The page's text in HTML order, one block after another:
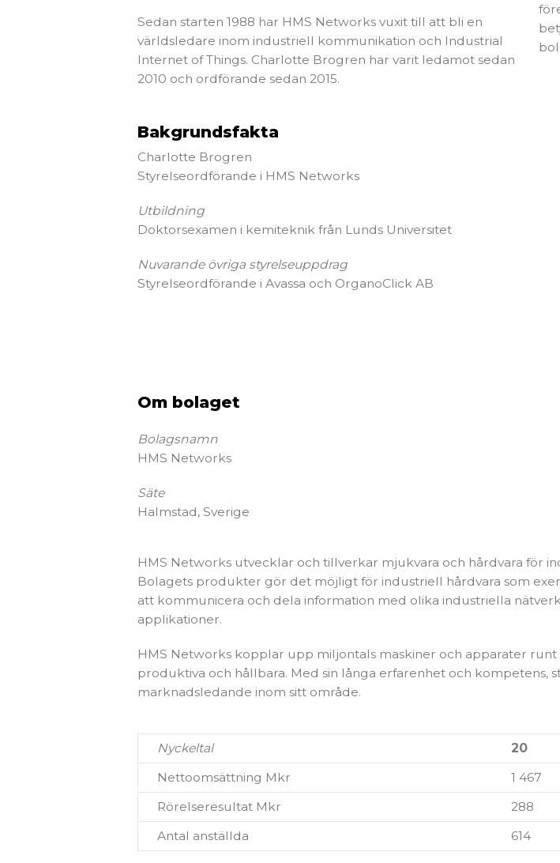
Sedan starten 1988 har HMS Networks vuxit till att bli en
världsledare inom industriell kommunikation och Industrial
Internet of Things. Charlotte Brogren har varit ledamot sedan
2010 och ordförande sedan 2015.
Bakgrundsfakta
Charlotte Brogren
Styrelseordförande i HMS Networks
Utbildning
Doktorsexamen i kemiteknik från Lunds Universitet
Nuvarande övriga styrelseuppdrag
Styrelseordförande i Avassa och OrganoClick AB
Om bolaget
Bolagsnamn
HMS Networks
Säte
Halmstad, Sverige
HMS Networks utvecklar och tillverkar mjukvara och hårdvara för
Bolagets produkter gör det möjligt för industriell hårdvara som
att kommunicera och dela information med olika industriella
applikationer.
HMS Networks kopplar upp miljontals maskiner och apparater
produktiva och hållbara. Med sin långa erfarenhet och kompetens,
marknadsledande inom sitt område.
Nyckeltal 20
Nettoomsättning Mkr
1 467
Rörelseresultat Mkr
288
Antal anställda
614